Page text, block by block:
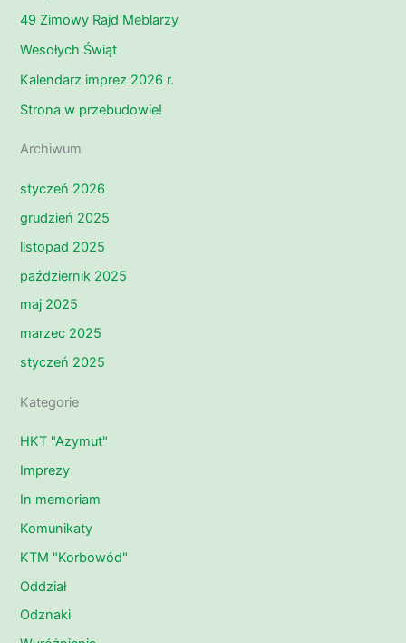
49 Zimowy Rajd Meblarzy
Wesołych Świąt
Kalendarz imprez 2026 r.
Strona w przebudowie!
Archiwum
styczeń 2026
grudzień 2025
listopad 2025
październik 2025
maj 2025
marzec 2025
styczeń 2025
Kategorie
HKT "Azymut"
Imprezy
In memoriam
Komunikaty
KTM "Korbowód"
Oddział
Odznaki